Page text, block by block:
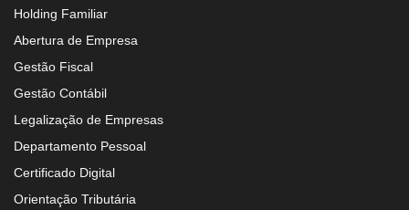
Holding Familiar
Abertura de Empresa
Gestão Fiscal
Gestão Contábil
Legalização de Empresas
Departamento Pessoal
Certificado Digital
Orientação Tributária